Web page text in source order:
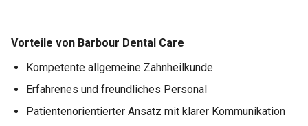
Vorteile von Barbour Dental Care
Kompetente allgemeine Zahnheilkunde
Erfahrenes und freundliches Personal
Patientenorientierter Ansatz mit klarer Kommunikation